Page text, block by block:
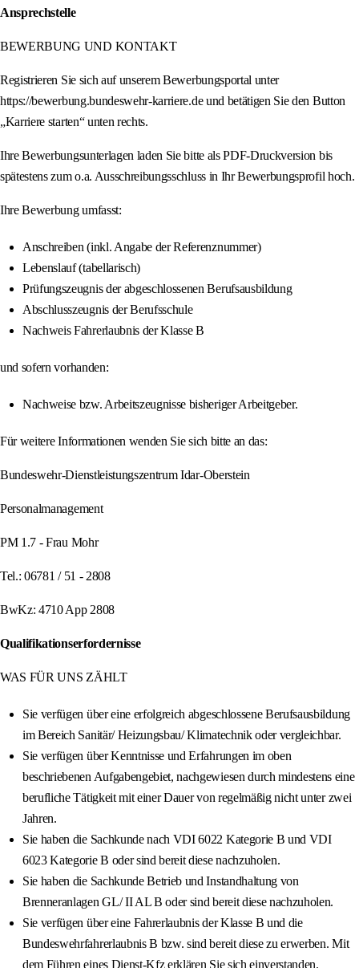
Ansprechstelle
BEWERBUNG UND KONTAKT
Registrieren Sie sich auf unserem Bewerbungsportal unter
https://bewerbung.bundeswehr-karriere.de und betätigen Sie den Button
„Karriere starten“ unten rechts.
Ihre Bewerbungsunterlagen laden Sie bitte als PDF-Druckversion bis
spätestens zum o.a. Ausschreibungsschluss in Ihr Bewerbungsprofil hoch.
Ihre Bewerbung umfasst:
Anschreiben (inkl. Angabe der Referenznummer)
Lebenslauf (tabellarisch)
Prüfungszeugnis der abgeschlossenen Berufsausbildung
Abschlusszeugnis der Berufsschule
Nachweis Fahrerlaubnis der Klasse B
und sofern vorhanden:
Nachweise bzw. Arbeitszeugnisse bisheriger Arbeitgeber.
Für weitere Informationen wenden Sie sich bitte an das:
Bundeswehr-Dienstleistungszentrum Idar-Oberstein
Personalmanagement
PM 1.7 - Frau Mohr
Tel.: 06781 / 51 - 2808
BwKz: 4710 App 2808
Qualifikationserfordernisse
WAS FÜR UNS ZÄHLT
Sie verfügen über eine erfolgreich abgeschlossene Berufsausbildung
im Bereich Sanitär/ Heizungsbau/ Klimatechnik oder vergleichbar.
Sie verfügen über Kenntnisse und Erfahrungen im oben
beschriebenen Aufgabengebiet, nachgewiesen durch mindestens eine
berufliche Tätigkeit mit einer Dauer von regelmäßig nicht unter zwei
Jahren.
Sie haben die Sachkunde nach VDI 6022 Kategorie B und VDI
6023 Kategorie B oder sind bereit diese nachzuholen.
Sie haben die Sachkunde Betrieb und Instandhaltung von
Brenneranlagen GL/ II AL B oder sind bereit diese nachzuholen.
Sie verfügen über eine Fahrerlaubnis der Klasse B und die
Bundeswehrfahrerlaubnis B bzw. sind bereit diese zu erwerben. Mit
dem Führen eines Dienst-Kfz erklären Sie sich einverstanden.